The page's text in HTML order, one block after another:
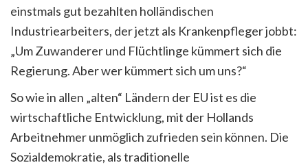
einstmals gut bezahlten holländischen
Industriearbeiters, der jetzt als Krankenpfleger jobbt:
„Um Zuwanderer und Flüchtlinge kümmert sich die
Regierung. Aber wer kümmert sich um uns?“
So wie in allen „alten“ Ländern der EU ist es die
wirtschaftliche Entwicklung, mit der Hollands
Arbeitnehmer unmöglich zufrieden sein können. Die
Sozialdemokratie, als traditionelle